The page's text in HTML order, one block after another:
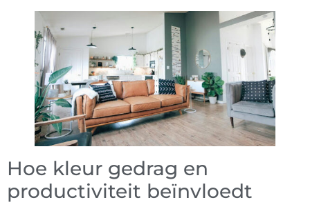
Hoe kleur gedrag en
productiviteit beïnvloedt